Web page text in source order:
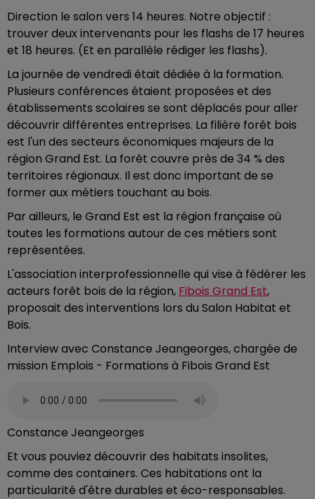
Direction le salon vers 14 heures. Notre objectif :
trouver deux intervenants pour les flashs de 17 heures
et 18 heures. (Et en parallèle rédiger les flashs).
La journée de vendredi était dédiée à la formation.
Plusieurs conférences étaient proposées et des
établissements scolaires se sont déplacés pour aller
découvrir différentes entreprises. La filière forêt bois
est l'un des secteurs économiques majeurs de la
région Grand Est. La forêt couvre près de 34 % des
territoires régionaux. Il est donc important de se
former aux métiers touchant au bois.
Par ailleurs, le Grand Est est la région française où
toutes les formations autour de ces métiers sont
représentées.
L'association interprofessionnelle qui vise à fédérer les
acteurs forêt bois de la région, Fibois Grand Est,
proposait des interventions lors du Salon Habitat et
Bois.
Interview avec Constance Jeangeorges, chargée de
mission Emplois - Formations à Fibois Grand Est
Constance Jeangeorges
Et vous pouviez découvrir des habitats insolites,
comme des containers. Ces habitations ont la
particularité d'être durables et éco-responsables.